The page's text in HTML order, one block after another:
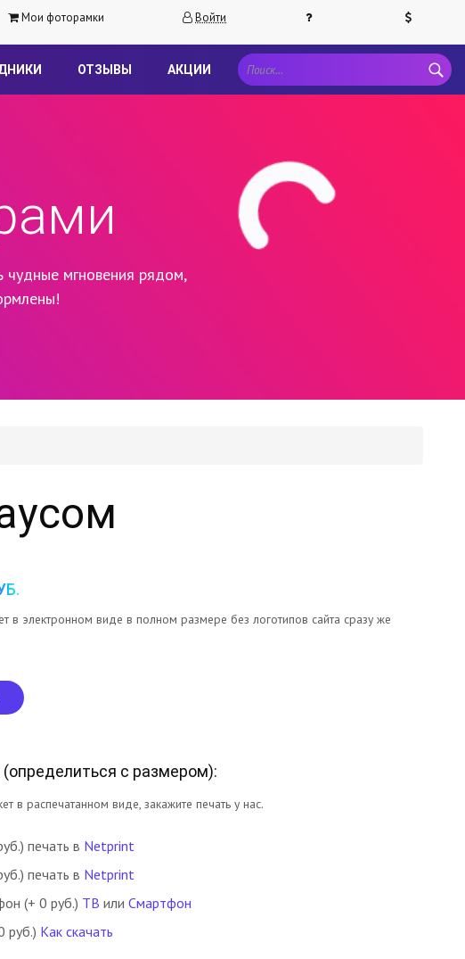
Мои фоторамки Войти
ОТЗЫВЫ АКЦИИ
чудные мгновения рядом,
в электронном виде в полном размере без логотипов сайта сразу же
(определиться с размером):
в распечатанном виде, закажите печать у нас.
печать в Netprint
печать в Netprint
(+ 0 руб.) ТВ или Смартфон
руб.) Как скачать